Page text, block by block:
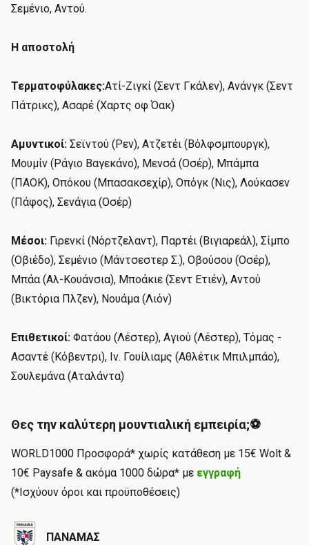
Σεμένιο, Αντού.
Η αποστολή
Τερματοφύλακες:Ατί-Ζιγκί (Σεντ Γκάλεν), Ανάνγκ (Σεντ
Πάτρικς), Ασαρέ (Χαρτς οφ Όακ)
Αμυντικοί: Σεϊντού (Ρεν), Ατζετέι (Βόλφσμπουργκ),
Μουμίν (Ράγιο Βαγεκάνο), Μενσά (Οσέρ), Μπάμπα
(ΠΑΟΚ), Οπόκου (Μπασακσεχίρ), Οπόγκ (Νις), Λούκασεν
(Πάφος), Σενάγια (Οσέρ)
Μέσοι: Γιρενκί (Νόρτζελαντ), Παρτέι (Βιγιαρεάλ), Σίμπο
(Οβιέδο), Σεμένιο (Μάντσεστερ Σ.), Οβούσου (Οσέρ),
Μπάα (Αλ-Κουάνσια), Μποάκιε (Σεντ Ετιέν), Αντού
(Βικτόρια Πλζεν), Νουάμα (Λιόν)
Επιθετικοί: Φατάου (Λέστερ), Αγιού (Λέστερ), Τόμας -
Ασαντέ (Κόβεντρι), Ιν. Γουίλιαμς (Αθλέτικ Μπιλμπάο),
Σουλεμάνα (Αταλάντα)
Θες την καλύτερη μουντιαλική εμπειρία;⚽
WORLD1000 Προσφορά* χωρίς κατάθεση με 15€ Wolt &
10€ Paysafe & ακόμα 1000 δώρα* με εγγραφή
(*Ισχύουν όροι και προϋποθέσεις)
ΠΑΝΑΜΑΣ